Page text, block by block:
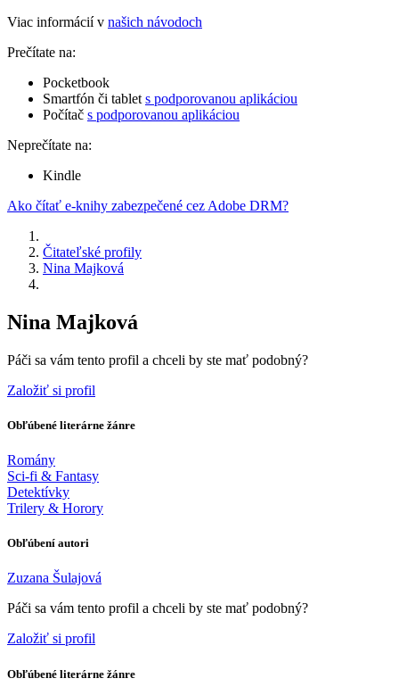
Viac informácií v našich návodoch
Prečítate na:
Pocketbook
Smartfón či tablet s podporovanou aplikáciou
Počítač s podporovanou aplikáciou
Neprečítate na:
Kindle
Ako čítať e-knihy zabezpečené cez Adobe DRM?
Čitateľské profily
Nina Majková
Nina Majková
Páči sa vám tento profil a chceli by ste mať podobný?
Založiť si profil
Obľúbené literárne žánre
Romány
Sci-fi & Fantasy
Detektívky
Trilery & Horory
Obľúbení autori
Zuzana Šulajová
Páči sa vám tento profil a chceli by ste mať podobný?
Založiť si profil
Obľúbené literárne žánre